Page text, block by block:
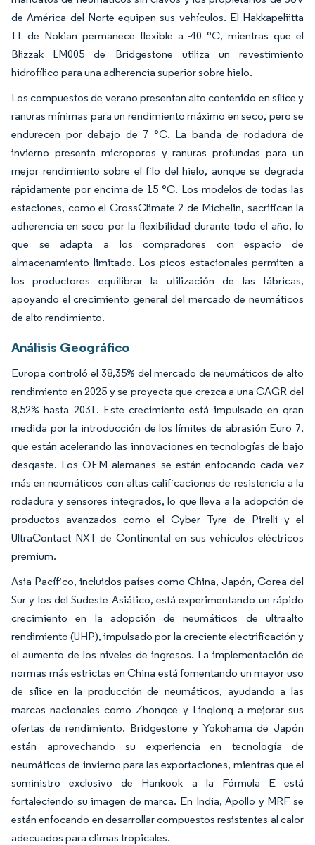
de América del Norte equipen sus vehículos. El Hakkapeliitta
11 de Nokian permanece flexible a -40 °C, mientras que el
Blizzak LM005 de Bridgestone utiliza un revestimiento
hidrofílico para una adherencia superior sobre hielo.
Los compuestos de verano presentan alto contenido en sílice y
ranuras mínimas para un rendimiento máximo en seco, pero se
endurecen por debajo de 7 °C. La banda de rodadura de
invierno presenta microporos y ranuras profundas para un
mejor rendimiento sobre el filo del hielo, aunque se degrada
rápidamente por encima de 15 °C. Los modelos de todas las
estaciones, como el CrossClimate 2 de Michelin, sacrifican la
adherencia en seco por la flexibilidad durante todo el año, lo
que se adapta a los compradores con espacio de
almacenamiento limitado. Los picos estacionales permiten a
los productores equilibrar la utilización de las fábricas,
apoyando el crecimiento general del mercado de neumáticos
de alto rendimiento.
Análisis Geográfico
Europa controló el 38,35% del mercado de neumáticos de alto
rendimiento en 2025 y se proyecta que crezca a una CAGR del
8,52% hasta 2031. Este crecimiento está impulsado en gran
medida por la introducción de los límites de abrasión Euro 7,
que están acelerando las innovaciones en tecnologías de bajo
desgaste. Los OEM alemanes se están enfocando cada vez
más en neumáticos con altas calificaciones de resistencia a la
rodadura y sensores integrados, lo que lleva a la adopción de
productos avanzados como el Cyber Tyre de Pirelli y el
UltraContact NXT de Continental en sus vehículos eléctricos
premium.
Asia Pacífico, incluidos países como China, Japón, Corea del
Sur y los del Sudeste Asiático, está experimentando un rápido
crecimiento en la adopción de neumáticos de ultraalto
rendimiento (UHP), impulsado por la creciente electrificación y
el aumento de los niveles de ingresos. La implementación de
normas más estrictas en China está fomentando un mayor uso
de sílice en la producción de neumáticos, ayudando a las
marcas nacionales como Zhongce y Linglong a mejorar sus
ofertas de rendimiento. Bridgestone y Yokohama de Japón
están aprovechando su experiencia en tecnología de
neumáticos de invierno para las exportaciones, mientras que el
suministro exclusivo de Hankook a la Fórmula E está
fortaleciendo su imagen de marca. En India, Apollo y MRF se
están enfocando en desarrollar compuestos resistentes al calor
adecuados para climas tropicales.